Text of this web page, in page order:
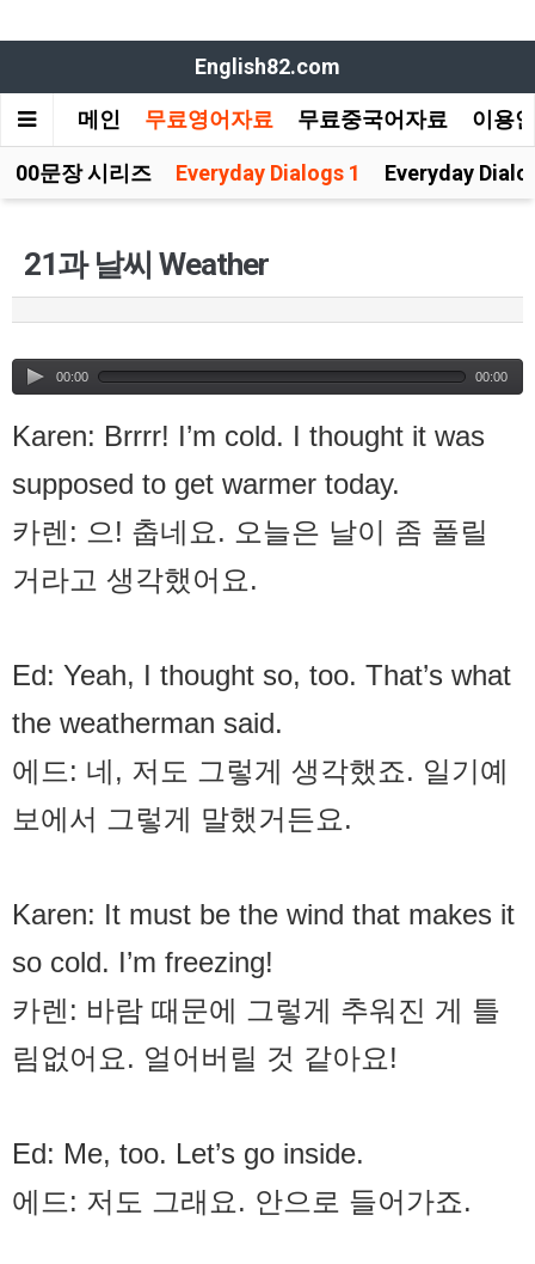
English82.com
메인 무료영어자료 무료중국어자료 이용
문장 시리즈 Everyday Dialogs 1 Everyday
21과 날씨 Weather
00:00 00:00
Karen: Brrrr! I’m cold. I thought it was
supposed to get warmer today.
카렌: 으! 춥네요. 오늘은 날이 좀 풀릴
거라고 생각했어요.
Ed: Yeah, I thought so, too. That’s what
the weatherman said.
에드: 네, 저도 그렇게 생각했죠. 일기예
보에서 그렇게 말했거든요.
Karen: It must be the wind that makes it
so cold. I’m freezing!
카렌: 바람 때문에 그렇게 추워진 게 틀
림없어요. 얼어버릴 것 같아요!
Ed: Me, too. Let’s go inside.
에드: 저도 그래요. 안으로 들어가죠.